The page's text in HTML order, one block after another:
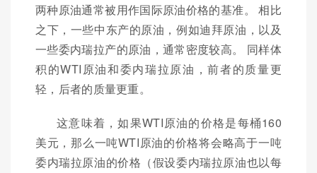
两种原油通常被用作国际原油价格的基准。 相比
之下，一些中东产的原油，例如迪拜原油，以及
一些委内瑞拉产的原油，通常密度较高。 同样体
积的WTI原油和委内瑞拉原油，前者的质量更
轻，后者的质量更重。
这意味着，如果WTI原油的价格是每桶160
美元，那么一吨WTI原油的价格将会略高于一吨
委内瑞拉原油的价格（假设委内瑞拉原油也以每